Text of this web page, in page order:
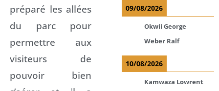
préparé les allées
du parc pour
permettre aux
visiteurs de
pouvoir bien
09/08/2026
Okwii George
Weber Ralf
10/08/2026
Kamwaza Lowrent